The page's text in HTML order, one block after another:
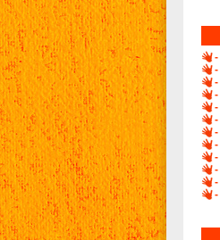
-
-
-
-
-
-
-
-
-
-
-
-